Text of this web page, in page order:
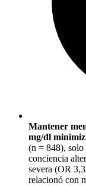
Mantener
mg/dl
(n = 848), solo
conciencia
severa (OR
relacionó con